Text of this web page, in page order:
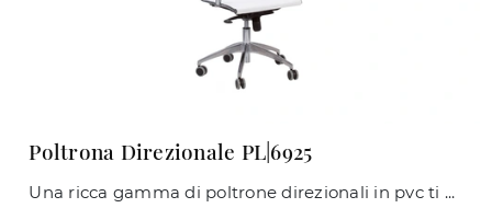
Poltrona Direzionale PL|6925
Una ricca gamma di poltrone direzionali in pvc ti aspetta! Il modello Poltrona Direzionale PL|6925 di Giessegi ti aspetta!